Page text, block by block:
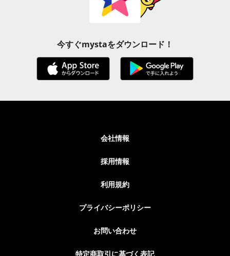
今すぐmystaをダウンロード！
会社情報
採用情報
利用規約
プライバシーポリシー
お問い合わせ
特定商取引に基づく表記